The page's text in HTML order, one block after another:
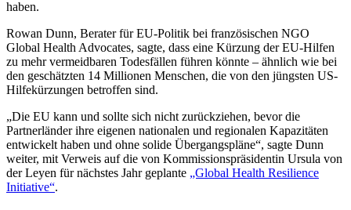
haben.
Rowan Dunn, Berater für EU-Politik bei französischen NGO
Global Health Advocates, sagte, dass eine Kürzung der EU-Hilfen
zu mehr vermeidbaren Todesfällen führen könnte – ähnlich wie bei
den geschätzten 14 Millionen Menschen, die von den jüngsten US-
Hilfekürzungen betroffen sind.
„Die EU kann und sollte sich nicht zurückziehen, bevor die
Partnerländer ihre eigenen nationalen und regionalen Kapazitäten
entwickelt haben und ohne solide Übergangspläne“, sagte Dunn
weiter, mit Verweis auf die von Kommissionspräsidentin Ursula von
der Leyen für nächstes Jahr geplante „Global Health Resilience
Initiative“.